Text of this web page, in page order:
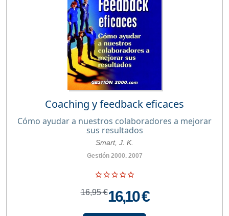
Coaching y feedback eficaces
Cómo ayudar a nuestros colaboradores a mejorar
sus resultados
Smart, J. K.
Gestión 2000. 2007
16,95 €16,10 €